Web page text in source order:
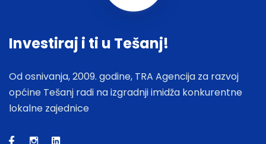
Investiraj i ti u Tešanj!
Od osnivanja, 2009. godine, TRA Agencija za razvoj
općine Tešanj radi na izgradnji imidža konkurentne
lokalne zajednice